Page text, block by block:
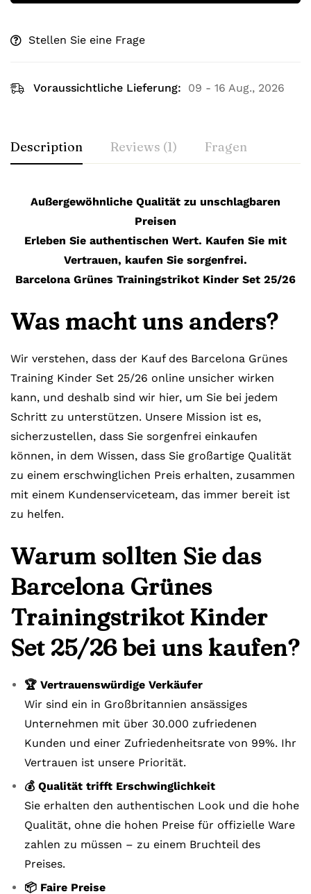
Stellen Sie eine Frage
Voraussichtliche Lieferung: 09 - 16 Aug., 2026
Description Reviews (1) Fragen
Außergewöhnliche Qualität zu unschlagbaren
Preisen
Erleben Sie authentischen Wert. Kaufen Sie mit
Vertrauen, kaufen Sie sorgenfrei.
Barcelona Grünes Trainingstrikot Kinder Set 25/26
Was macht uns anders?
Wir verstehen, dass der Kauf des Barcelona Grünes
Training Kinder Set 25/26 online unsicher wirken
kann, und deshalb sind wir hier, um Sie bei jedem
Schritt zu unterstützen. Unsere Mission ist es,
sicherzustellen, dass Sie sorgenfrei einkaufen
können, in dem Wissen, dass Sie großartige Qualität
zu einem erschwinglichen Preis erhalten, zusammen
mit einem Kundenserviceteam, das immer bereit ist
zu helfen.
Warum sollten Sie das
Barcelona Grünes
Trainingstrikot Kinder
Set 25/26 bei uns kaufen?
🏆 Vertrauenswürdige Verkäufer
Wir sind ein in Großbritannien ansässiges
Unternehmen mit über 30.000 zufriedenen
Kunden und einer Zufriedenheitsrate von 99%. Ihr
Vertrauen ist unsere Priorität.
💰 Qualität trifft Erschwinglichkeit
Sie erhalten den authentischen Look und die hohe
Qualität, ohne die hohen Preise für offizielle Ware
zahlen zu müssen – zu einem Bruchteil des
Preises.
📦 Faire Preise